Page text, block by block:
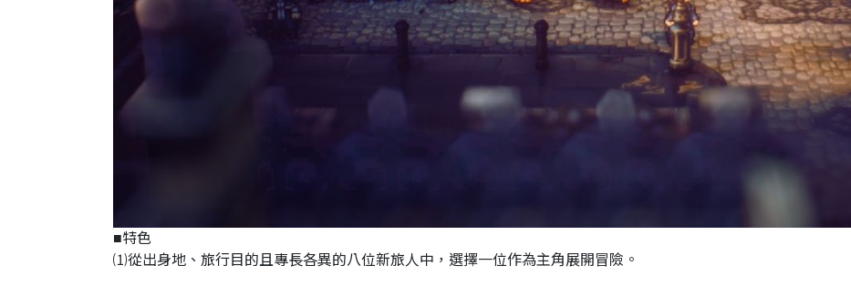
■特色
⑴從出身地、旅行目的且專長各異的八位新旅人中，選擇一位作為主角展開冒險。